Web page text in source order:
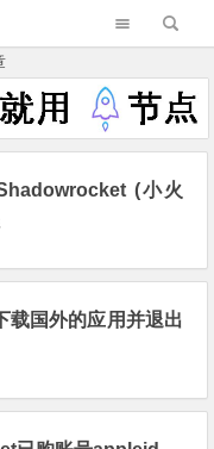
(小火
载国外的应用并退出